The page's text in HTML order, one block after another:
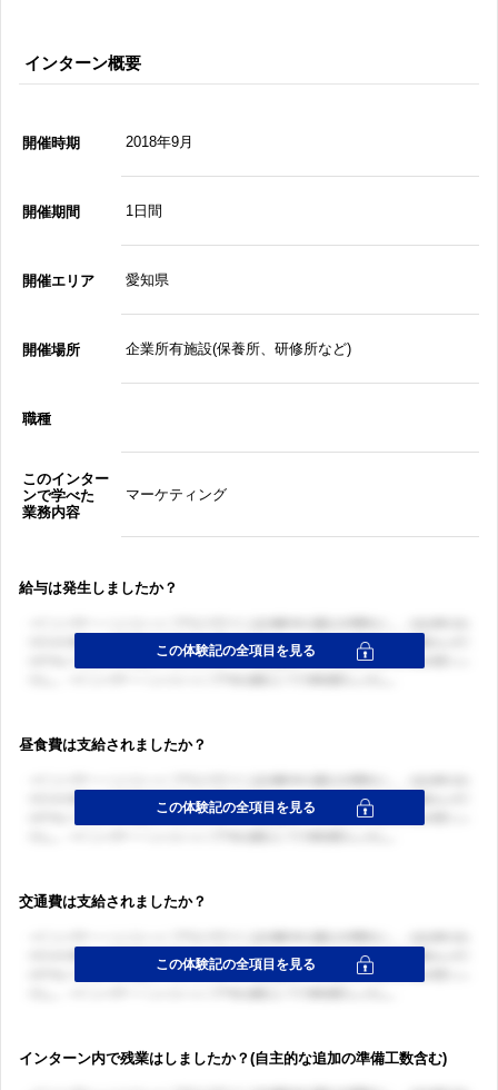
インターン概要
開催時期 2018年9月
開催期間 1日間
開催エリア 愛知県
開催場所 企業所有施設(保養所、研修所など)
職種
このインター
ンで学べた
業務内容
マーケティング
給与は発生しましたか？
昼食費は支給されましたか？
交通費は支給されましたか？
インターン内で残業はしましたか？(自主的な追加の準備工数含む)